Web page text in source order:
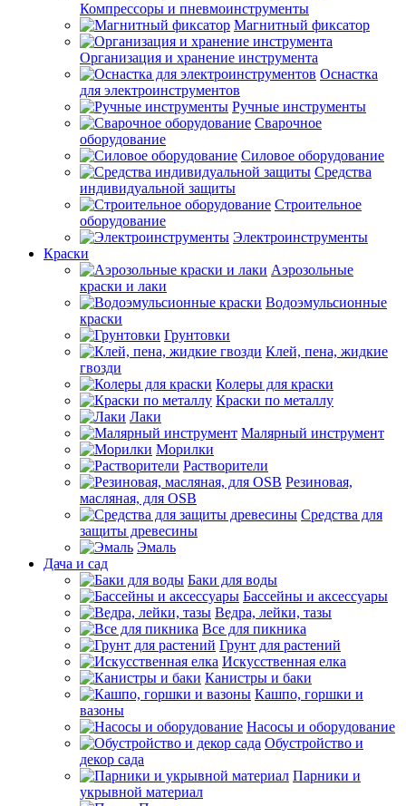
Компрессоры и пневмоинструменты
Магнитный фиксатор
Организация и хранение инструмента
Оснастка
для электроинструментов
Ручные инструменты
Сварочное
оборудование
Силовое оборудование
Средства
индивидуальной защиты
Строительное
оборудование
Электроинструменты
Краски
Аэрозольные
краски и лаки
Водоэмульсионные
краски
Грунтовки
Клей, пена, жидкие
гвозди
Колеры для краски
Краски по металлу
Лаки
Малярный инструмент
Морилки
Растворители
Резиновая,
масляная, для OSB
Средства для
защиты древесины
Эмаль
Дача и сад
Баки для воды
Бассейны и аксессуары
Ведра, лейки, тазы
Все для пикника
Грунт для растений
Искусственная елка
Канистры и баки
Кашпо, горшки и
вазоны
Насосы и оборудование
Обустройство и
декор сада
Парники и
укрывной материал